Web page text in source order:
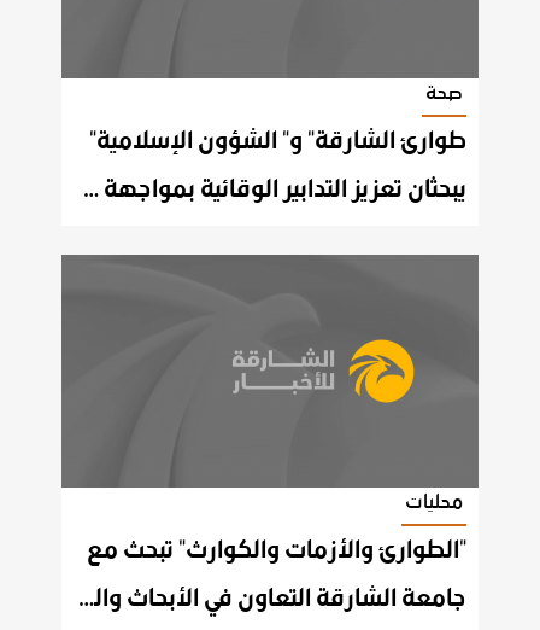
صحة
طوارئ الشارقة" و" الشؤون الإسلامية"
يبحثان تعزيز التدابير الوقائية بمواجهة كورونا
محليات
"الطوارئ والأزمات والكوارث" تبحث مع
جامعة الشارقة التعاون في الأبحاث والدراسات السلوكية